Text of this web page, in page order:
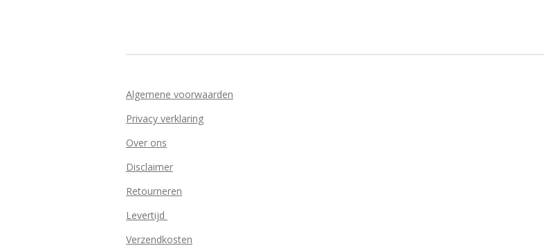
Algemene voorwaarden
Privacy verklaring
Over ons
Disclaimer
Retourneren
Levertijd
Verzendkosten